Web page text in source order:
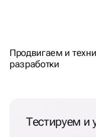
ЗА
Продвигаем и
разработки
Тестируем и